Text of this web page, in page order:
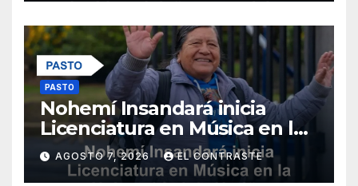
PASTO
Nohemí Insandará inicia
Licenciatura en Música en la
Universidad de Nariño
AGOSTO 7, 2026 EL CONTRASTE